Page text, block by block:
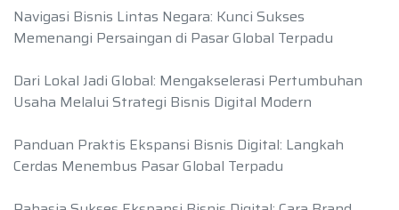
Navigasi Bisnis Lintas Negara: Kunci Sukses
Memenangi Persaingan di Pasar Global Terpadu
Dari Lokal Jadi Global: Mengakselerasi Pertumbuhan
Usaha Melalui Strategi Bisnis Digital Modern
Panduan Praktis Ekspansi Bisnis Digital: Langkah
Cerdas Menembus Pasar Global Terpadu